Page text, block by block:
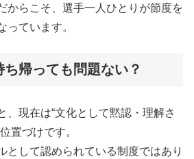
からこそ、選手一人ひとりが節度を
っています。
帰っても問題ない？
、現在は“文化として黙認・理解さ
置づけです。
として認められている制度ではあり